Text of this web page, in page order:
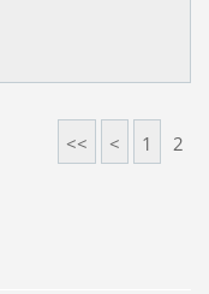
<< < 1 2